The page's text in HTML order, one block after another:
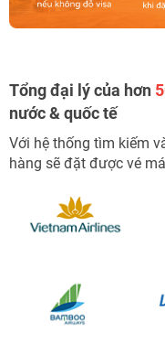
Tổng đại lý của hơn
nước & quốc tế
Với hệ thống tìm kiếm
hàng sẽ đặt được vé